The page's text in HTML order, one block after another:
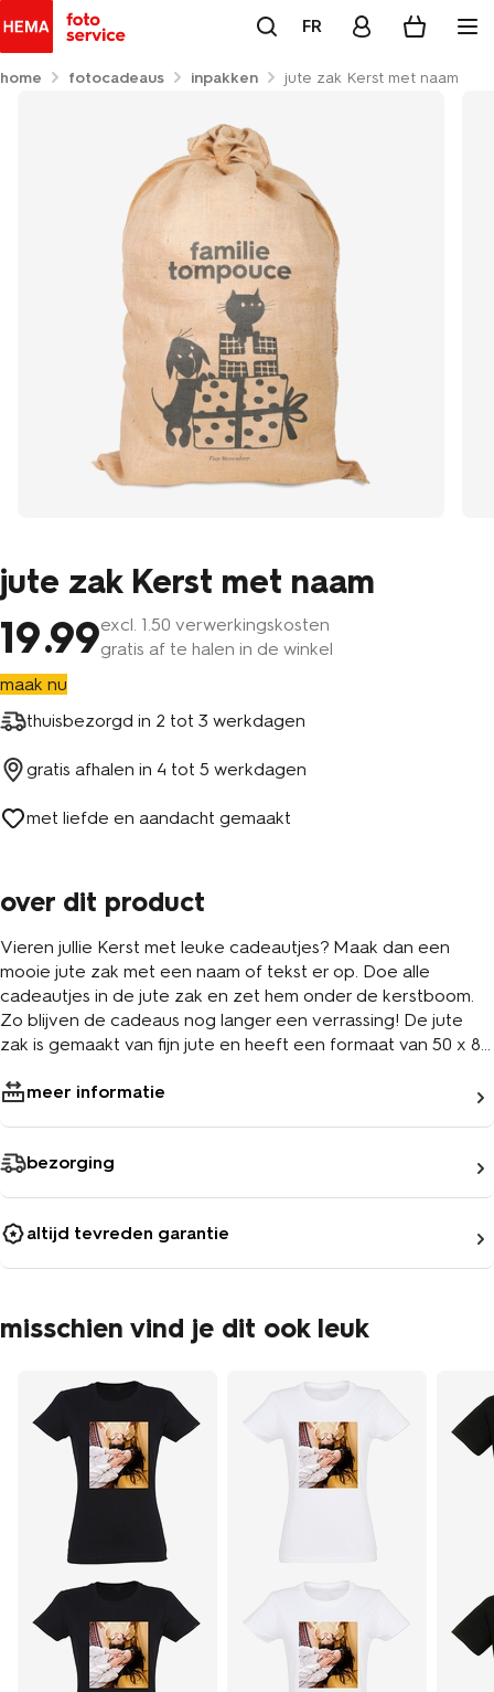
FR
home fotocadeaus inpakken jute zak Kerst met naam
jute zak Kerst met naam
19.99excl. 1.50 verwerkingskosten
gratis af te halen in de winkel
maak nu
thuisbezorgd in 2 tot 3 werkdagen
gratis afhalen in 4 tot 5 werkdagen
met liefde en aandacht gemaakt
over dit product
Vieren jullie Kerst met leuke cadeautjes? Maak dan een
mooie jute zak met een naam of tekst er op. Doe alle
cadeautjes in de jute zak en zet hem onder de kerstboom.
Zo blijven de cadeaus nog langer een verrassing! De jute
zak is gemaakt van fijn jute en heeft een formaat van 50 x 80
meer informatie
bezorging
altijd tevreden garantie
misschien vind je dit ook leuk